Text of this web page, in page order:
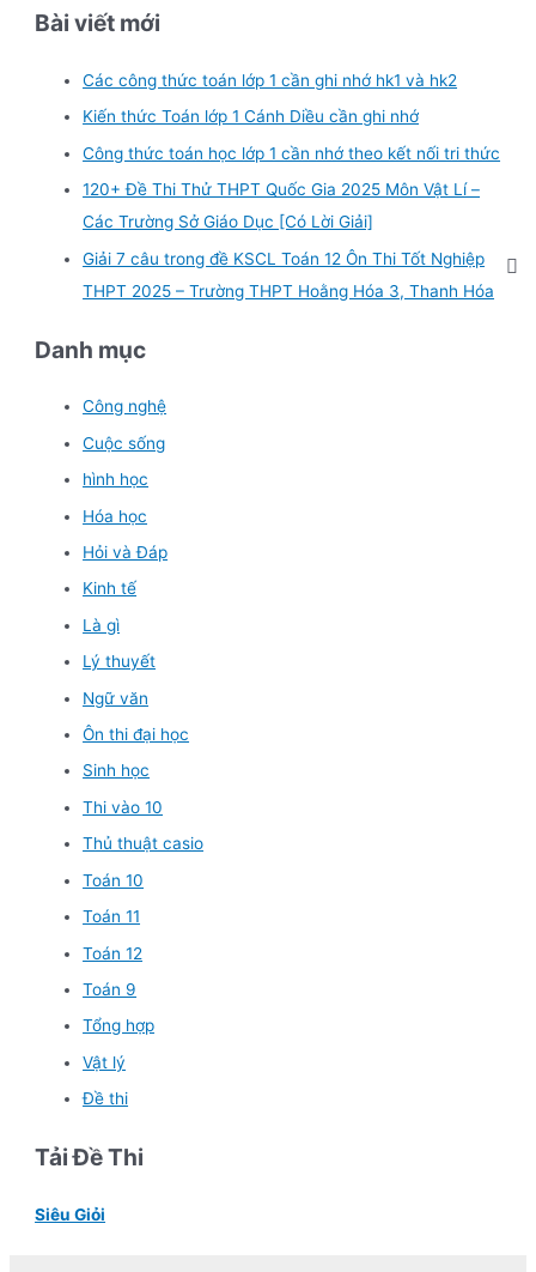
Bài viết mới
Các công thức toán lớp 1 cần ghi nhớ hk1 và hk2
Kiến thức Toán lớp 1 Cánh Diều cần ghi nhớ
Công thức toán học lớp 1 cần nhớ theo kết nối tri thức
120+ Đề Thi Thử THPT Quốc Gia 2025 Môn Vật Lí –
Các Trường Sở Giáo Dục [Có Lời Giải]
Giải 7 câu trong đề KSCL Toán 12 Ôn Thi Tốt Nghiệp
THPT 2025 – Trường THPT Hoằng Hóa 3, Thanh Hóa
Danh mục
Công nghệ
Cuộc sống
hình học
Hóa học
Hỏi và Đáp
Kinh tế
Là gì
Lý thuyết
Ngữ văn
Ôn thi đại học
Sinh học
Thi vào 10
Thủ thuật casio
Toán 10
Toán 11
Toán 12
Toán 9
Tổng hợp
Vật lý
Đề thi
Tải Đề Thi
Siêu Giỏi